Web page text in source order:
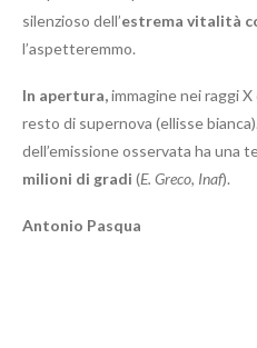
silenzioso dell’estrema vitalità
l’aspetteremmo.
In apertura,immagine nei raggi X
resto di supernova (ellisse
dell’emissione osservata ha una
milioni di gradi (E. Greco, Inaf).
Antonio Pasqua